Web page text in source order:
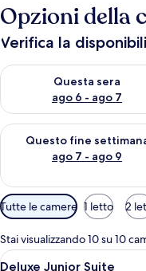
Opzioni della
Verifica la
Questa sera
ago 6 - ago 7
Verifica la disponibilità
Questo fine
ago 7 - ago 9
Verifica la disponibilità
Filtri
disponibili
per
le
Tutte le camere 1 letto 2
Stai visualizzando 10 su 10
Apri13
Deluxe Junior Suite